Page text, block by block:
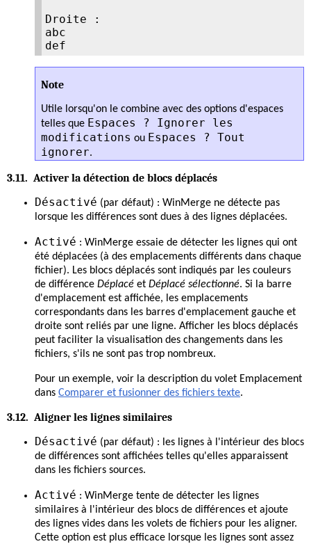
Droite :
abc
Note
Utile lorsqu'on le combine avec des options d'espaces
telles que Espaces ? Ignorer les
modifications ou Espaces ? Tout
ignorer.
3.11. Activer la détection de blocs déplacés
Désactivé (par défaut) : WinMerge ne détecte pas
lorsque les différences sont dues à des lignes déplacées.
Activé : WinMerge essaie de détecter les lignes qui ont
été déplacées (à des emplacements différents dans chaque
fichier). Les blocs déplacés sont indiqués par les couleurs
de différence Déplacé et Déplacé sélectionné. Si la barre
d'emplacement est affichée, les emplacements
correspondants dans les barres d'emplacement gauche et
droite sont reliés par une ligne. Afficher les blocs déplacés
peut faciliter la visualisation des changements dans les
fichiers, s'ils ne sont pas trop nombreux.
Pour un exemple, voir la description du volet Emplacement
dans Comparer et fusionner des fichiers texte.
3.12. Aligner les lignes similaires
Désactivé (par défaut) : les lignes à l'intérieur des blocs
de différences sont affichées telles qu'elles apparaissent
dans les fichiers sources.
Activé : WinMerge tente de détecter les lignes
similaires à l'intérieur des blocs de différences et ajoute
des lignes vides dans les volets de fichiers pour les aligner.
Cette option est plus efficace lorsque les lignes sont assez